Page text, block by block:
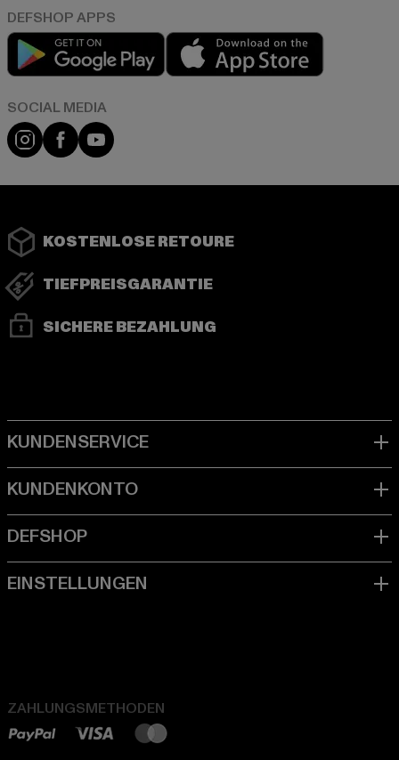
Play market
Instagram
FacebookYouTube
KOSTENLOSE RETOURE
TIEFPREISGARANTIE
SICHERE BEZAHLUNG
ZAHLUNGSMETHODEN